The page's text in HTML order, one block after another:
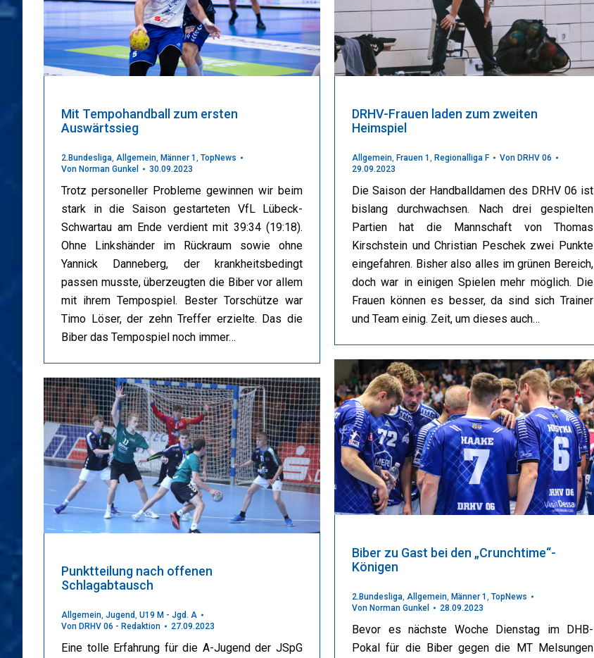
Mit Tempohandball zum ersten
Auswärtssieg
2.Bundesliga, Allgemein, Männer 1 , TopNews
Von Norman Gunkel 30.09.2023
Trotz personeller Probleme gewinnen wir beim
stark in die Saison gestarteten VfL Lübeck-
Schwartau am Ende verdient mit 39:34 (19:18).
Ohne Linkshänder im Rückraum sowie ohne
Yannick Danneberg, der krankheitsbedingt
passen musste, überzeugten die Biber vor allem
mit ihrem Tempospiel. Bester Torschütze war
Timo Löser, der zehn Treffer erzielte. Das die
Biber das Tempospiel noch immer…
DRHV-Frauen laden zum zweiten
Heimspiel
Allgemein, Frauen 1 , Regionalliga F Von DRHV 06
29.09.2023
Die Saison der Handballdamen des DRHV 06 ist
bislang durchwachsen. Nach drei gespielten
Partien hat die Mannschaft von Thomas
Kirschstein und Christian Peschek zwei Punkte
eingefahren. Bisher also alles im grünen Bereich,
doch war in einigen Spielen mehr möglich. Die
Frauen können es besser, da sind sich Trainer
und Team einig. Zeit, um dieses auch…
Biber zu Gast bei den „Crunchtime“-
Königen
2.Bundesliga, Allgemein, Männer 1 , TopNews
Von Norman Gunkel 28.09.2023
Bevor es nächste Woche Dienstag im DHB-
Pokal für die Biber gegen die MT Melsungen
Punktteilung nach offenen
Schlagabtausch
Allgemein, Jugend, U19 M - Jgd. A
Von DRHV 06 - Redaktion 27.09.2023
Eine tolle Erfahrung für die A-Jugend der JSpG